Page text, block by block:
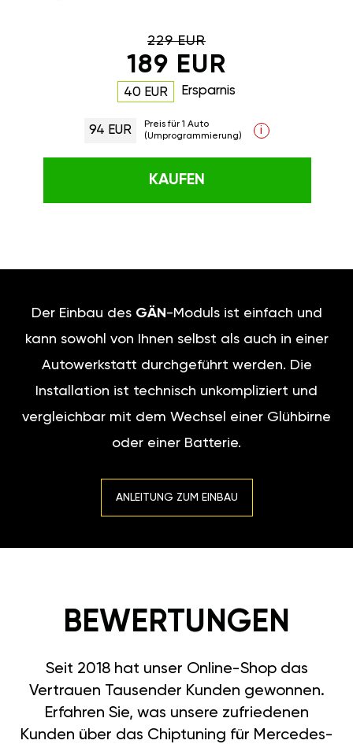
229 EUR
189 EUR
40 EUR Ersparnis
94 EUR
Preis für 1 Auto
(Umprogrammierung)
i
KAUFEN
Der Einbau des GÄN -Moduls ist einfach und
kann sowohl von Ihnen selbst als auch in einer
Autowerkstatt durchgeführt werden. Die
Installation ist technisch unkompliziert und
vergleichbar mit dem Wechsel einer Glühbirne
oder einer Batterie.
ANLEITUNG ZUM EINBAU
BEWERTUNGEN
Seit 2018 hat unser Online-Shop das
Vertrauen Tausender Kunden gewonnen.
Erfahren Sie, was unsere zufriedenen
Kunden über das Chiptuning für Mercedes-